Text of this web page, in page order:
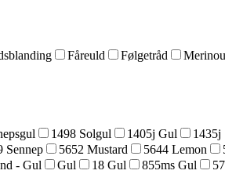
Fåreuld Følgetråd
1498 Solgul 1405j Gul 1435j
Sennep 5652 Mustard 5644 Lemon
- Gul Gul 18 Gul 855ms Gul